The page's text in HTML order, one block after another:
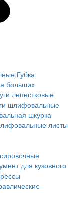
Губка
больших
лепестковые
шлифовальные
шкурка
листы
для кузовного